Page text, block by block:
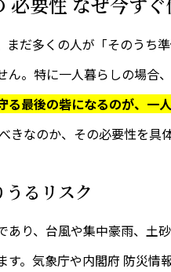
まだ多くの人が「そのうち
ん。特に一人暮らしの場合
る最後の砦になるのが、一
きなのか、その必要性を具
るリスク
あり、台風や集中豪雨、土
。 気象庁や内閣府 防災情